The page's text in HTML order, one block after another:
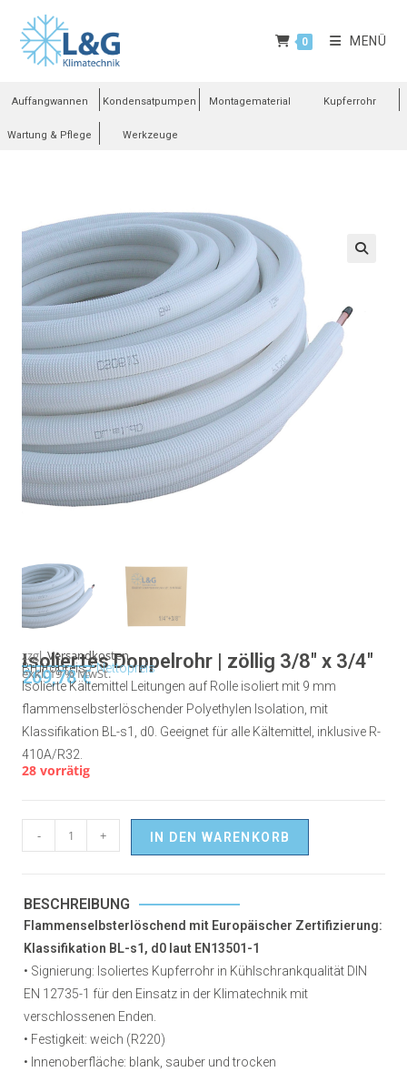
0 MENÜ
Auffangwannen Kondensatpumpen Montagematerial Kupferrohr
Wartung & Pflege Werkzeuge
Isoliertes Doppelrohr | zöllig 3/8″ x 3/4″
Bruttopreis /Nettopreis
269,78€
exkl. 19 % MwSt.
zzgl.Versandkosten
Isolierte Kältemittel Leitungen auf Rolle isoliert mit 9 mm
flammenselbsterlöschender Polyethylen Isolation, mit
Klassifikation BL-s1, d0. Geeignet für alle Kältemittel, inklusive R-
410A/R32.
28 vorrätig
- + IN DEN WARENKORB
BESCHREIBUNG
Flammenselbsterlöschend mit Europäischer Zertifizierung:
Klassifikation BL-s1, d0 laut EN13501-1
• Signierung: Isoliertes Kupferrohr in Kühlschrankqualität DIN
EN 12735-1 für den Einsatz in der Klimatechnik mit
verschlossenen Enden.
• Festigkeit: weich (R220)
• Innenoberfläche: blank, sauber und trocken